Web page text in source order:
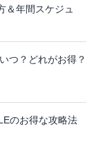
＆年間スケジュ
つ？どれがお得？
のお得な攻略法